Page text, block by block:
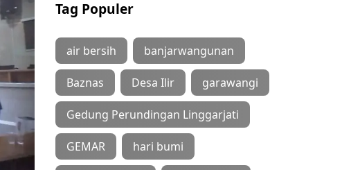
Tag Populer
air bersih banjarwangunan
Baznas Desa Ilir garawangi
Gedung Perundingan Linggarjati
GEMAR hari bumi